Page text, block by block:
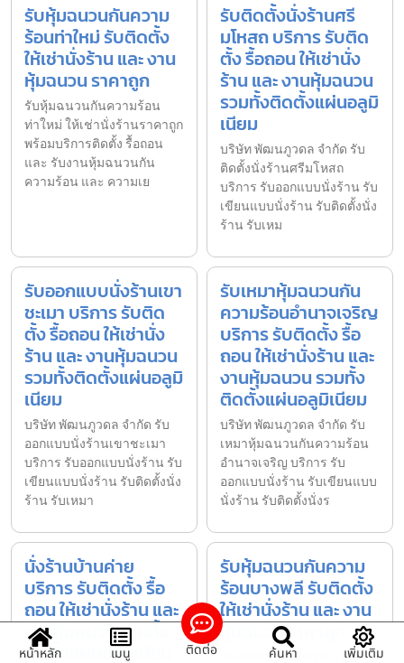
รับหุ้มฉนวนกันความ
ร้อนท่าใหม่ รับติดตั้ง
ให้เช่านั่งร้าน และ งาน
หุ้มฉนวน ราคาถูก
รับหุ้มฉนวนกันความร้อน
ท่าใหม่ ให้เช่านั่งร้านราคาถูก
พร้อมบริการติดตั้ง รื้อถอน
และ รับงานหุ้มฉนวนกัน
ความร้อน และ ความเย
รับติดตั้งนั่งร้านศรี
มโหสถ บริการ รับติด
ตั้ง รื้อถอน ให้เช่านั่ง
ร้าน และ งานหุ้มฉนวน
รวมทั้งติดตั้งแผ่นอลูมิ
เนียม
บริษัท พัฒนภูวดล จำกัด รับ
ติดตั้งนั่งร้านศรีมโหสถ
บริการ รับออกแบบนั่งร้าน รับ
เขียนแบบนั่งร้าน รับติดตั้งนั่ง
ร้าน รับเหม
รับออกแบบนั่งร้านเขา
ชะเมา บริการ รับติด
ตั้ง รื้อถอน ให้เช่านั่ง
ร้าน และ งานหุ้มฉนวน
รวมทั้งติดตั้งแผ่นอลูมิ
เนียม
บริษัท พัฒนภูวดล จำกัด รับ
ออกแบบนั่งร้านเขาชะเมา
บริการ รับออกแบบนั่งร้าน รับ
เขียนแบบนั่งร้าน รับติดตั้งนั่ง
ร้าน รับเหมา
รับเหมาหุ้มฉนวนกัน
ความร้อนอำนาจเจริญ
บริการ รับติดตั้ง รื้อ
ถอน ให้เช่านั่งร้าน และ
งานหุ้มฉนวน รวมทั้ง
ติดตั้งแผ่นอลูมิเนียม
บริษัท พัฒนภูวดล จำกัด รับ
เหมาหุ้มฉนวนกันความร้อน
อำนาจเจริญ บริการ รับ
ออกแบบนั่งร้าน รับเขียนแบบ
นั่งร้าน รับติดตั้งนั่งร
นั่งร้านบ้านค่าย
บริการ รับติดตั้ง รื้อ
ถอน ให้เช่านั่งร้าน และ
งานหุ้มฉนวน รวมทั้ง
ติดตั้งแผ่นอลูมิเนียม
รับหุ้มฉนวนกันความ
ร้อนบางพลี รับติดตั้ง
ให้เช่านั่งร้าน และ งาน
หุ้มฉนวน ราคาถูก
รับหุ้มฉนวนกันความร้อน
หน้าหลัก เมนู ติดต่อ ค้นหา เพิ่มเติม